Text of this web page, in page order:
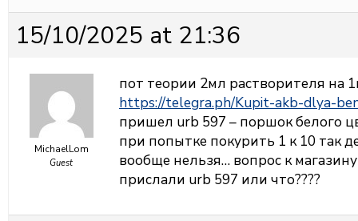
15/10/2025 at 21:36
MichaelLom
Guest
пот теории 2мл растворителя на
https://telegra.ph/Kupit-akb-dlya-
пришел urb 597 – поршок белого
при попытке покурить 1 к 10 так
вообще нельзя… вопрос к
прислали urb 597 или что????